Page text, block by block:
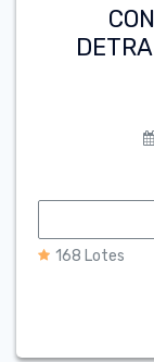
168 Lotes